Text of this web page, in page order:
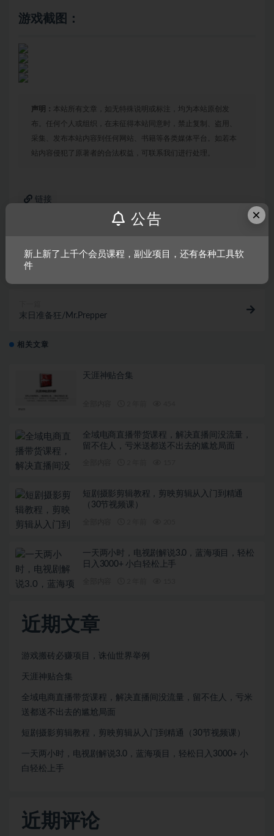
游戏截图：
声明： 本站所有文章，如无特殊说明或标注，均为本站原创发
布。任何个人或组织，在未征得本站同意时，禁止复制、盗用、
采集、发布本站内容到任何网站、书籍等各类媒体平台。如若本
站内容侵犯了原著者的合法权益，可联系我们进行处理。
链接
上一篇
末日准备狂/Mr.Prepper
相关文章
天涯神贴合集
全域电商直播带货课程，解决直播间没流量，
留不住人，亏米送都送不出去的尴尬局面
短剧摄影剪辑教程，剪映剪辑从入门到精通
（30节视频课）
一天两小时，电视剧解说3.0，蓝海项目，轻松
日入3000+ 小白轻松上手
近期文章
游戏搬砖必赚项目，诛仙世界举例
天涯神贴合集
全域电商直播带货课程，解决直播间没流量，留不住人，亏米
送都送不出去的尴尬局面
短剧摄影剪辑教程，剪映剪辑从入门到精通（30节视频课）
一天两小时，电视剧解说3.0，蓝海项目，轻松日入3000+ 小
白轻松上手
近期评论
×
公告
新上新了上千个会员课程，副业项目，还有各种工具软
件